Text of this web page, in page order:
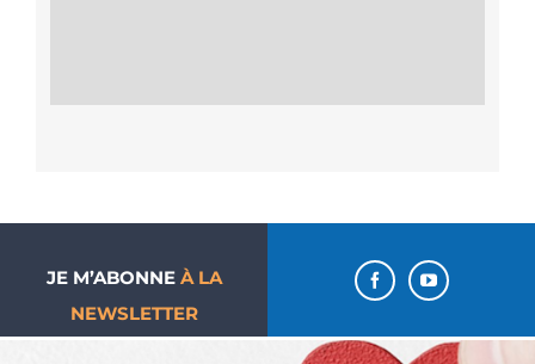
JE M’ABONNE À LA
NEWSLETTER